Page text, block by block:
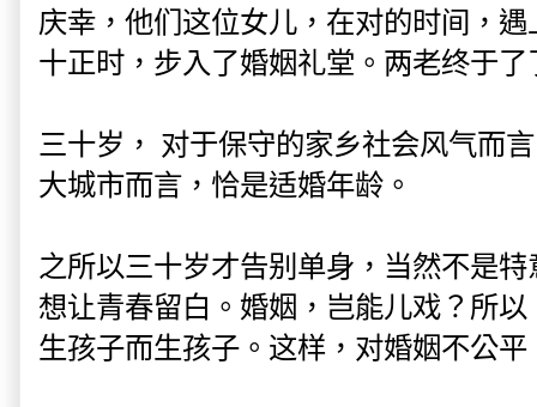
庆幸，他们这位女儿，在对的时间，
十正时，步入了婚姻礼堂。两老终于
三十岁， 对于保守的家乡社会风气而
大城市而言，恰是适婚年龄。
之所以三十岁才告别单身，当然不是
想让青春留白。婚姻，岂能儿戏？所
生孩子而生孩子。这样，对婚姻不公